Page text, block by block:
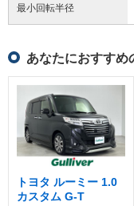
最小回転半径
あなたにおすすめ
トヨタ ルーミー 1.0
カスタム G-T